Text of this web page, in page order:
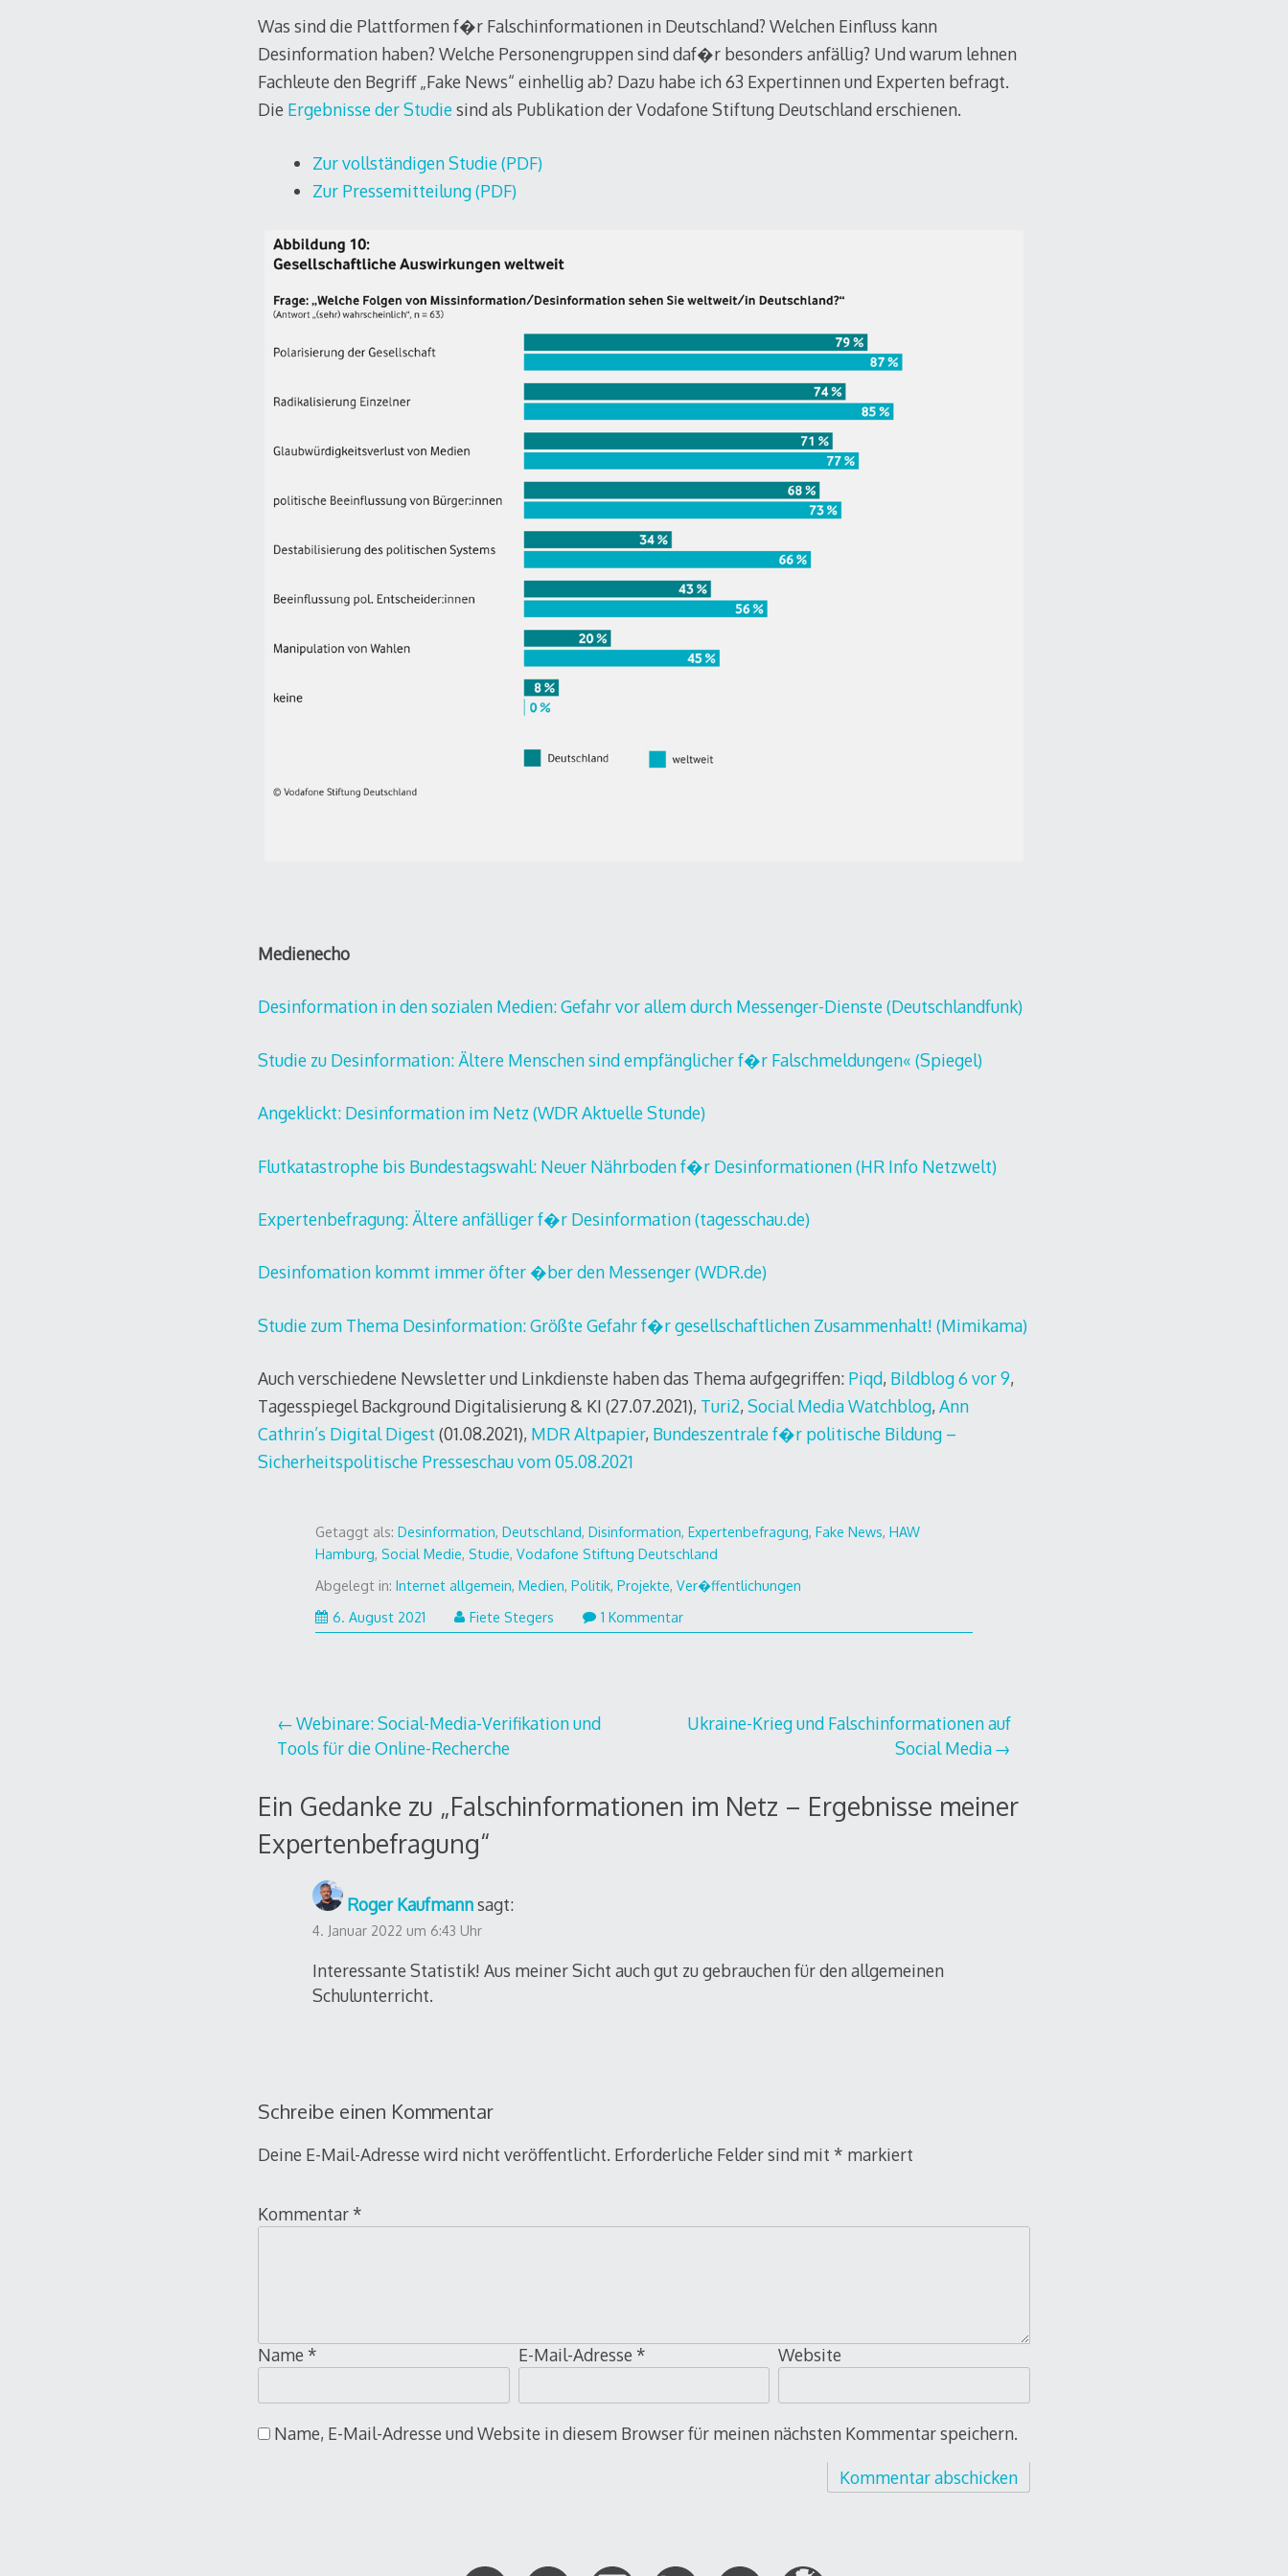
Was sind die Plattformen f�r Falschinformationen in Deutschland? Welchen Einfluss kann
Desinformation haben? Welche Personengruppen sind daf�r besonders anfällig? Und warum lehnen
Fachleute den Begriff „Fake News“ einhellig ab? Dazu habe ich 63 Expertinnen und Experten befragt.
Die Ergebnisse der Studiesind als Publikation der Vodafone Stiftung Deutschland erschienen.
Zur vollständigen Studie (PDF)
Zur Pressemitteilung (PDF)
Medienecho
Desinformation in den sozialen Medien: Gefahr vor allem durch Messenger-Dienste (Deutschlandfunk)
Studie zu Desinformation: Ältere Menschen sind empfänglicher f�r Falschmeldungen« (Spiegel)
Angeklickt: Desinformation im Netz (WDR Aktuelle Stunde)
Flutkatastrophe bis Bundestagswahl: Neuer Nährboden f�r Desinformationen (HR Info Netzwelt)
Expertenbefragung: Ältere anfälliger f�r Desinformation (tagesschau.de)
Desinfomation kommt immer öfter �ber den Messenger (WDR.de)
Studie zum Thema Desinformation: Größte Gefahr f�r gesellschaftlichen Zusammenhalt! (Mimikama)
Auch verschiedene Newsletter und Linkdienste haben das Thema aufgegriffen: Piqd, Bildblog 6 vor 9,
Tagesspiegel Background Digitalisierung & KI (27.07.2021), Turi2, Social Media Watchblog, Ann
Cathrin’s Digital Digest (01.08.2021), MDR Altpapier, Bundeszentrale f�r politische Bildung –
Sicherheitspolitische Presseschau vom 05.08.2021
Getaggt als:Desinformation,Deutschland,Disinformation,Expertenbefragung,Fake News,HAW
Hamburg,Social Medie,Studie,Vodafone Stiftung Deutschland
Abgelegt in:Internet allgemein,Medien,Politik,Projekte,Ver�ffentlichungen
6. August 2021
August
Fiete Stegers 1 Kommentar
Beitragsnavigation
Webinare: Social-Media-Verifikation und
Tools für die Online-Recherche
Ukraine-Krieg und Falschinformationen auf
Social Media
Ein Gedanke zu „Falschinformationen im Netz – Ergebnisse meiner
Expertenbefragung“
Roger Kaufmannsagt:
4. Januar 2022 um 6:43 Uhr
Interessante Statistik! Aus meiner Sicht auch gut zu gebrauchen für den allgemeinen
Schulunterricht.
Schreibe einen Kommentar
Deine E-Mail-Adresse wird nicht veröffentlicht. Erforderliche Felder sind mit * markiert
Kommentar *
Name * E-Mail-Adresse * Website
Name, E-Mail-Adresse und Website in diesem Browser für meinen nächsten Kommentar speichern.